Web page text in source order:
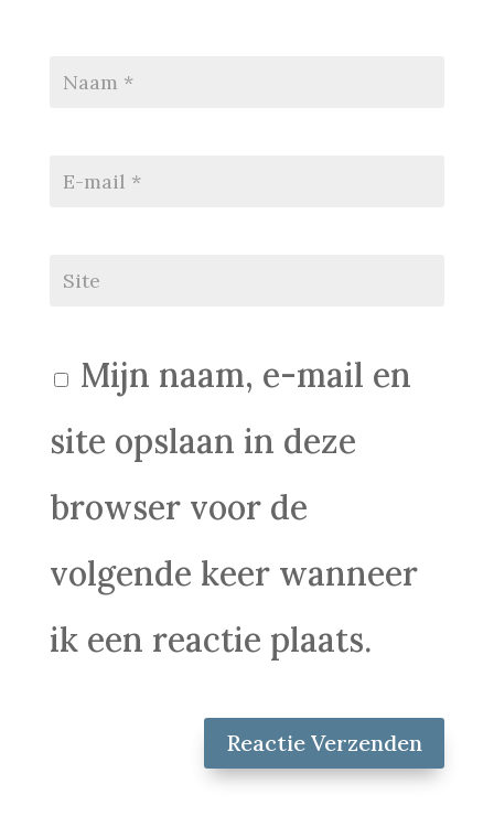
Mijn naam, e-mail en
site opslaan in deze
browser voor de
volgende keer wanneer
ik een reactie plaats.
Reactie Verzenden